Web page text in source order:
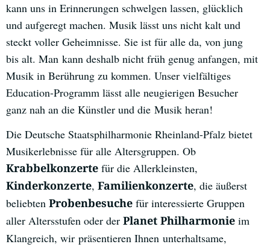
kann uns in Erinnerungen schwelgen lassen, glücklich
und aufgeregt machen. Musik lässt uns nicht kalt und
steckt voller Geheimnisse. Sie ist für alle da, von jung
bis alt. Man kann deshalb nicht früh genug anfangen, mit
Musik in Berührung zu kommen. Unser vielfältiges
Education-Programm lässt alle neugierigen Besucher
ganz nah an die Künstler und die Musik heran!
Die Deutsche Staatsphilharmonie Rheinland-Pfalz bietet
Musikerlebnisse für alle Altersgruppen. Ob
Krabbelkonzerte für die Allerkleinsten,
Kinderkonzerte, Familienkonzerte, die äußerst
beliebten Probenbesuche für interessierte Gruppen
aller Altersstufen oder der Planet Philharmonie im
Klangreich, wir präsentieren Ihnen unterhaltsame,